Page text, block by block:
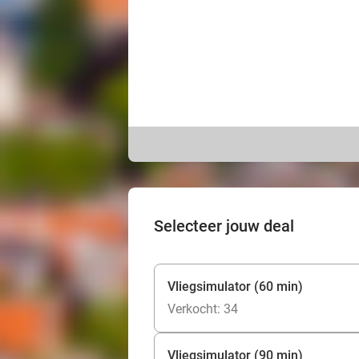
Selecteer jouw deal
Vliegsimulator (60 min)
Verkocht: 34
Vliegsimulator (90 min)